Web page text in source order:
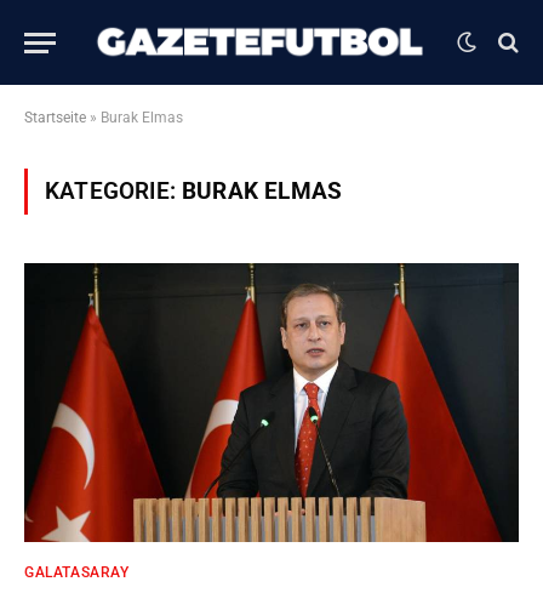
Startseite » Burak Elmas
KATEGORIE: BURAK ELMAS
GALATASARAY